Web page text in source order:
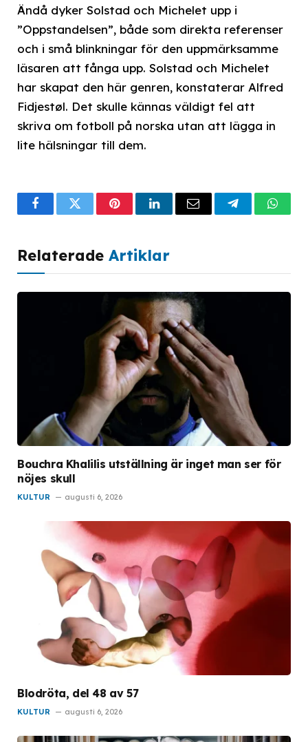
Ändå dyker Solstad och Michelet upp i
”Oppstandelsen”, både som direkta referenser
och i små blinkningar för den uppmärksamme
läsaren att fånga upp. Solstad och Michelet
har skapat den här genren, konstaterar Alfred
Fidjestøl. Det skulle kännas väldigt fel att
skriva om fotboll på norska utan att lägga in
lite hälsningar till dem.
FacebookTwitterPinterestLinkedInEmail Telegram
Relaterade Artiklar
Bouchra Khalilis utställning är inget man ser för
nöjes skull
KULTUR augusti 6, 2026
Blodröta, del 48 av 57
KULTUR augusti 6, 2026